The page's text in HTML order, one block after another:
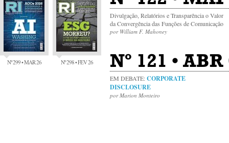
Nº 299 • MAR 26 Nº 298 • FEV 26
Divulgação, Relatórios e Transparência o Valor
da Convergência das Funções de Comunicação
por William F. Mahoney
Nº 121 •
EM DEBATE:CORPORATE
DISCLOSURE
por Marion Monteiro